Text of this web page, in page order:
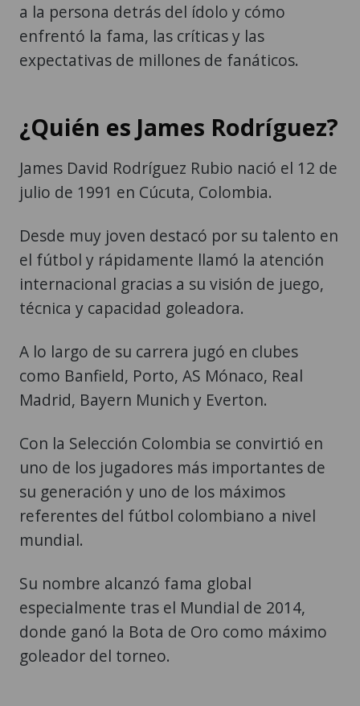
a la persona detrás del ídolo y cómo
enfrentó la fama, las críticas y las
expectativas de millones de fanáticos.
¿Quién es James Rodríguez?
James David Rodríguez Rubio nació el 12 de
julio de 1991 en Cúcuta, Colombia.
Desde muy joven destacó por su talento en
el fútbol y rápidamente llamó la atención
internacional gracias a su visión de juego,
técnica y capacidad goleadora.
A lo largo de su carrera jugó en clubes
como Banfield, Porto, AS Mónaco, Real
Madrid, Bayern Munich y Everton.
Con la Selección Colombia se convirtió en
uno de los jugadores más importantes de
su generación y uno de los máximos
referentes del fútbol colombiano a nivel
mundial.
Su nombre alcanzó fama global
especialmente tras el Mundial de 2014,
donde ganó la Bota de Oro como máximo
goleador del torneo.